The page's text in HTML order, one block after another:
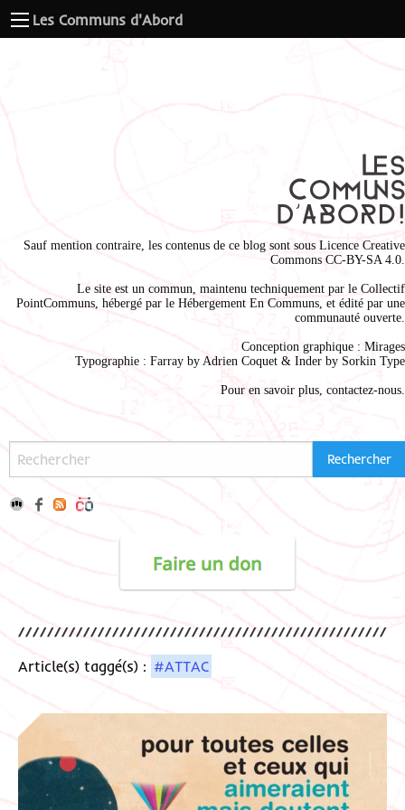
Les Communs d'Abord
Sauf mention contraire, les contenus de ce blog sont sous Licence Creative
Commons CC-BY-SA 4.0
Le site est un commun, maintenu techniquement par le Collectif
PointCommuns , hébergé par le Hébergement En Communs , et édité par une
communauté ouverte.
Conception graphique : Mirages
Typographie : Farray by Adrien Coquet & Inder by Sorkin Type
Pour en savoir plus, contactez-nous
Article(s) taggé(s) : #ATTAC